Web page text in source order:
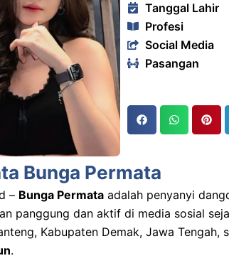
Tanggal Lahir
Profesi
Social Media
Pasangan
Bunga Permata
– Bunga Permata adalah penyanyi
panggung dan aktif di media sosial
Kabupaten Demak, Jawa
.